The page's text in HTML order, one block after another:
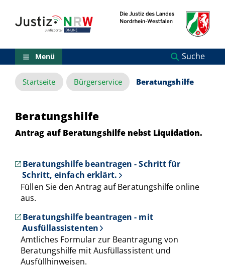
Inhalt
(Sprungmarken)
Menü
Zur
Suche
Zur
NRW-
Zur
Hauptnavigation
Zum
Zu
ausgewählten
Links
zu
einzelnen
Seiten
Menü Suche
Startseite Bürgerservice Beratungshilfe
Beratungshilfe
Antrag auf Beratungshilfe nebst Liquidation.
Beratungshilfe beantragen - Schritt für
Schritt, einfach erklärt.
Füllen Sie den Antrag auf Beratungshilfe online
aus.
Beratungshilfe beantragen - mit
Ausfüllassistenten
Amtliches Formular zur Beantragung von
Beratungshilfe mit Ausfüllassistent und
Ausfüllhinweisen.